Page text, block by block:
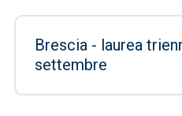
Brescia - laurea
settembre